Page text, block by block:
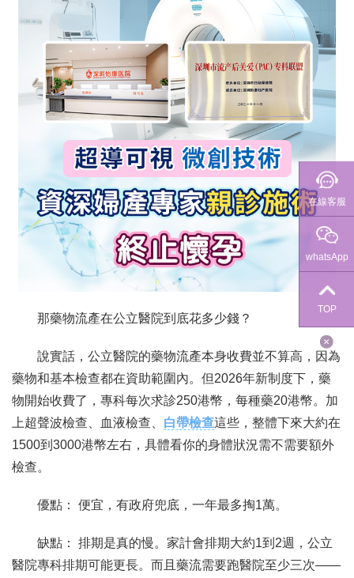
那藥物流產在公立醫院到底花多少錢？
說實話，公立醫院的藥物流產本身收費並不算高，因為
藥物和基本檢查都在資助範圍內。但2026年新制度下，藥
物開始收費了，專科每次求診250港幣，每種藥20港幣。加
上超聲波檢查、血液檢查、 白帶檢查這些，整體下來大約在
1500到3000港幣左右，具體看你的身體狀況需不需要額外
檢查。
優點： 便宜，有政府兜底，一年最多掏1萬。
缺點： 排期是真的慢。家計會排期大約1到2週，公立
醫院專科排期可能更長。而且藥流需要跑醫院至少三次——
在線客服
whatsApp
TOP